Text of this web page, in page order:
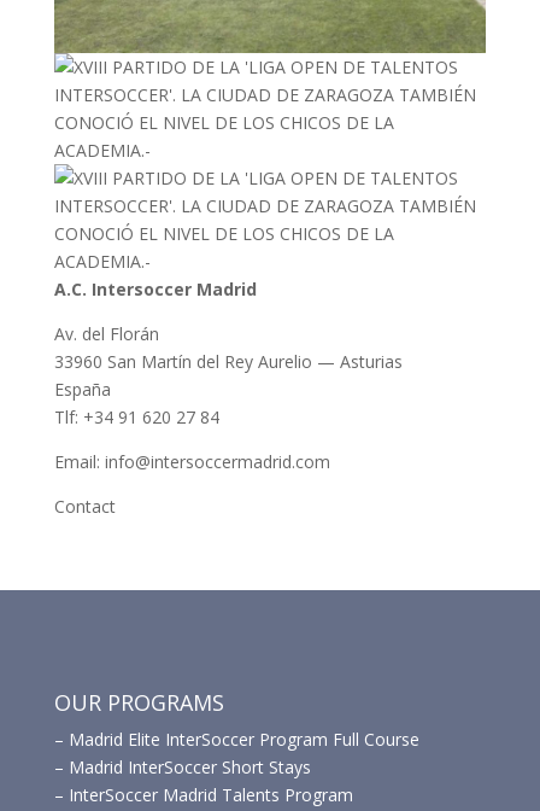
A.C. Intersoccer Madrid
Av. del Florán
33960 San Martín del Rey Aurelio — Asturias
España
Tlf: +34 91 620 27 84
Email: info@intersoccermadrid.com
Contact
OUR PROGRAMS
– Madrid Elite InterSoccer Program Full Course
– Madrid InterSoccer Short Stays
– InterSoccer Madrid Talents Program